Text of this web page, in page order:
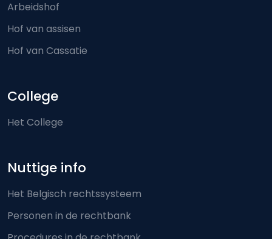
Arbeidshof
Hof van assisen
Hof van Cassatie
College
Het College
Nuttige info
Het Belgisch rechtssysteem
Personen in de rechtbank